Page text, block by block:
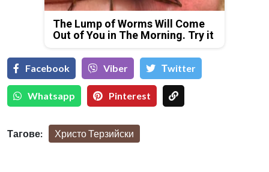
The Lump of Worms Will Come
Out of You in The Morning. Try it
Facebook Viber Тwitter
Whatsapp Pinterest
Тагове: Христо Терзийски